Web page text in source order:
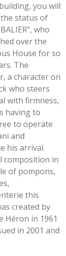
you will
status of
who
over the
House for so
The
a character on
who steers
with firmness,
having to
to operate
and
his arrival.
composition in
of pompons,
this
created by
Héron in 1961
in 2001 and